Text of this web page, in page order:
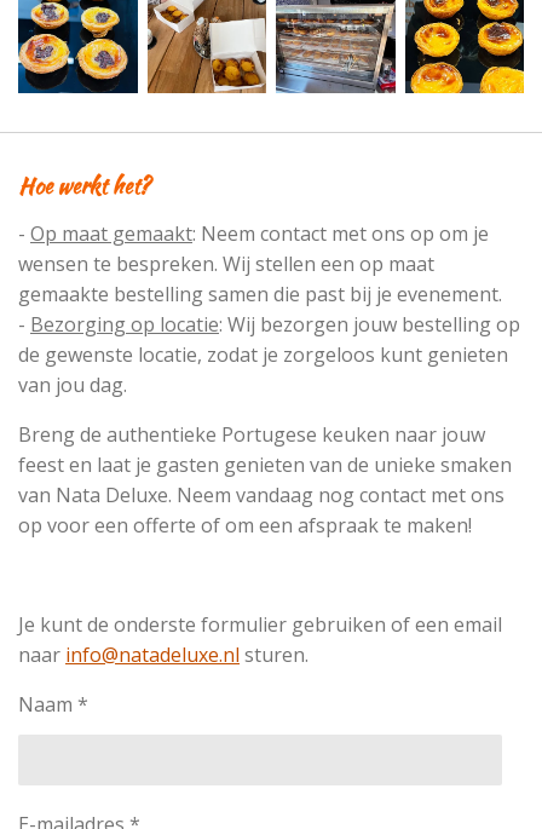
Hoe werkt het?
- Op maat gemaakt: Neem contact met ons op om je
wensen te bespreken. Wij stellen een op maat
gemaakte bestelling samen die past bij je evenement.
- Bezorging op locatie: Wij bezorgen jouw bestelling op
de gewenste locatie, zodat je zorgeloos kunt genieten
van jou dag.
Breng de authentieke Portugese keuken naar jouw
feest en laat je gasten genieten van de unieke smaken
van Nata Deluxe. Neem vandaag nog contact met ons
op voor een offerte of om een afspraak te maken!
Je kunt de onderste formulier gebruiken of een email
naar info@natadeluxe.nl sturen.
Naam *
E-mailadres *